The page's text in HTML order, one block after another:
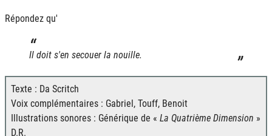
Répondez qu'
Il doit s'en secouer la nouille.
Texte : Da Scritch
Voix complémentaires : Gabriel, Touff, Benoit
Illustrations sonores : Générique de « La Quatrième Dimension »
D.R.